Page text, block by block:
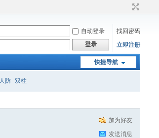
自动登录
找回密码
登录 立即注册
快捷导航
人防 双柱
加为好友
发送消息